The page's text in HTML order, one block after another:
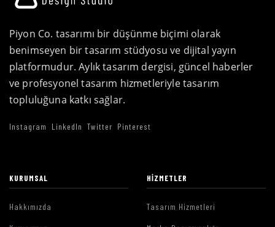
Piyon Co. tasarımı bir düşünme biçimi olarak
benimseyen bir tasarım stüdyosu ve dijital yayın
platformudur. Aylık tasarım dergisi, güncel haberler
ve profesyonel tasarım hizmetleriyle tasarım
topluluğuna katkı sağlar.
Instagram LinkedIn Twitter Pinterest
KURUMSAL
Hakkımızda
HIZMETLER
Tasarım Hizmetleri